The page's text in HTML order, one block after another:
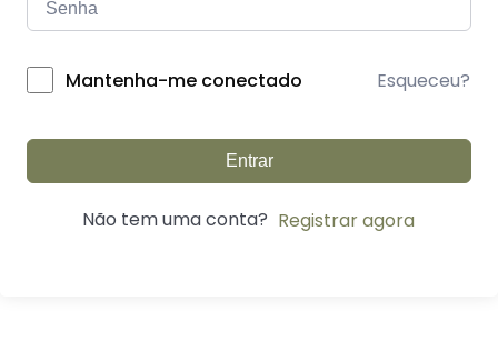
Mantenha-me conectado Esqueceu?
Entrar
Não tem uma conta? Registrar agora